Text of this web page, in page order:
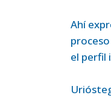
Ahí
el perfil